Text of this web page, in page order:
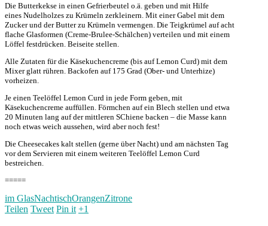
Die Butterkekse in einen Gefrierbeutel o.ä. geben und mit Hilfe
eines Nudelholzes zu Krümeln zerkleinern. Mit einer Gabel mit dem
Zucker und der Butter zu Krümeln vermengen. Die Teigkrümel auf acht
flache Glasformen (Creme-Brulee-Schälchen) verteilen und mit einem
Löffel festdrücken. Beiseite stellen.
Alle Zutaten für die Käsekuchencreme (bis auf Lemon Curd) mit dem
Mixer glatt rühren. Backofen auf 175 Grad (Ober- und Unterhize)
vorheizen.
Je einen Teelöffel Lemon Curd in jede Form geben, mit
Käsekuchencreme auffüllen. Förmchen auf ein Blech stellen und etwa
20 Minuten lang auf der mittleren SChiene backen – die Masse kann
noch etwas weich aussehen, wird aber noch fest!
Die Cheesecakes kalt stellen (gerne über Nacht) und am nächsten Tag
vor dem Servieren mit einem weiteren Teelöffel Lemon Curd
bestreichen.
=====
im GlasNachtischOrangenZitrone
Teilen Tweet Pin it +1